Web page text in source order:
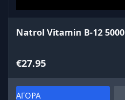
Natrol Vitamin B-12 5000
€27.95
ΑΓΟΡΑ